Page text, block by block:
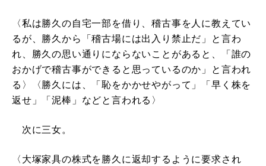
〈私は勝久の自宅一部を借り、稽古事を人に教えてい
るが、勝久から「稽古場には出入り禁止だ」と言わ
れ、勝久の思い通りにならないことがあると、「誰の
おかげで稽古事ができると思っているのか」と言われ
る〉〈勝久には、「恥をかかせやがって」「早く株を
返せ」「泥棒」などと言われる〉
次に三女。
〈大塚家具の株式を勝久に返却するように要求され